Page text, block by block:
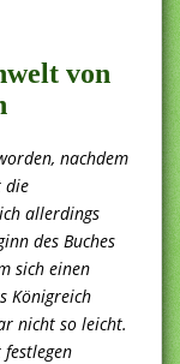
von
nachdem
die
allerdings
des Buches
sich einen
Königreich
nicht so leicht.